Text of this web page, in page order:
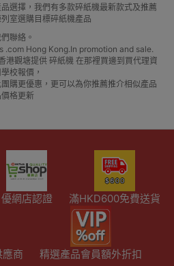
選擇，我們有多款碎紙機最新款式及推薦
室選購目標碎紙機產品
聯絡。
.com Hong Kong.In promotion and sale.
港觀塘提供 碎紙機 在那裡買邊到買代理資
校報價，
購更優惠，更可以為你推薦推介相似產品
格更新
優網店認證 滿HKD600免費送貨
商 精選產品會員額外折扣